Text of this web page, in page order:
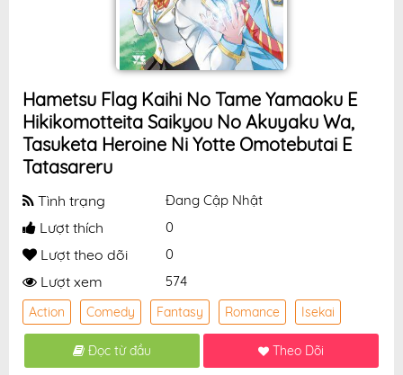
Hametsu Flag Kaihi No Tame Yamaoku E
Hikikomotteita Saikyou No Akuyaku Wa,
Tasuketa Heroine Ni Yotte Omotebutai E
Tatasareru
Tình trạng Đang Cập Nhật
Lượt thích 0
Lượt theo dõi 0
Lượt xem 574
Action Comedy Fantasy Romance Isekai
Đọc từ đầu Theo Dõi